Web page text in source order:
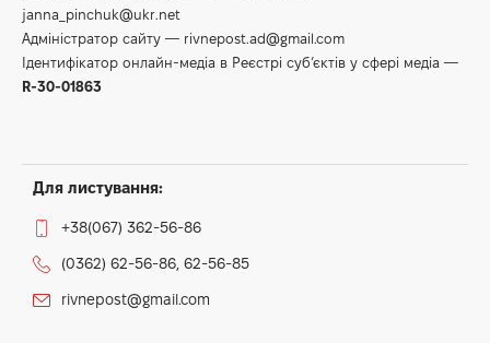
janna_pinchuk@ukr.net
Адміністратор сайту — rivnepost.ad@gmail.com
Ідентифікатор онлайн-медіа в Реєстрі суб’єктів у сфері медіа —
R-30-01863
Для листування:
+38(067) 362-56-86
(0362) 62-56-86, 62-56-85
rivnepost@gmail.com